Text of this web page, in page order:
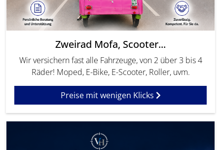
Zweirad Mofa, Scooter...
Wir versichern fast alle Fahrzeuge, von 2 über 3 bis 4
Räder! Moped, E-Bike, E-Scooter, Roller, uvm.
Preise mit wenigen Klicks